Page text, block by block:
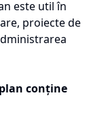
este util în
proiecte de
conține